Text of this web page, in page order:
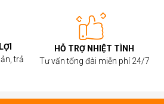
trả
HỖ TRỢ NHIỆT TÌNH
Tư vấn tổng đài miễn phí 24/7